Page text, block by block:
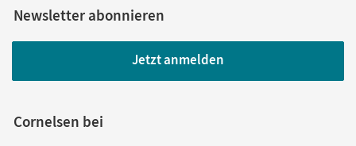
Newsletter abonnieren
Jetzt anmelden
Cornelsen bei